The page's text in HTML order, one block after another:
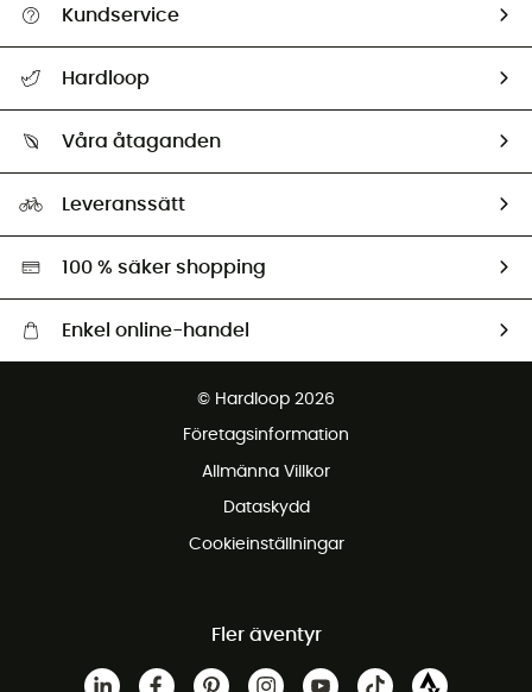
Kundservice
Retur & återbetalning
Hardloop
Ambassadörer
Våra åtaganden
Miljöanpassat urval
Leveranssätt
100 % säker shopping
Enkel online-handel
Gratis retur inom 100 dagar
© Hardloop 2026
Företagsinformation
Allmänna Villkor
Dataskydd
Cookieinställningar
Fler äventyr